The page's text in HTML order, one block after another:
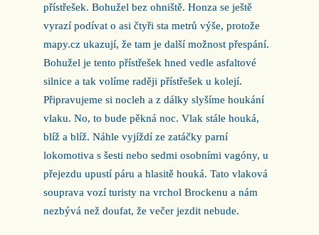
přístřešek. Bohužel bez ohniště. Honza se ještě
vyrazí podívat o asi čtyři sta metrů výše, protože
mapy.cz ukazují, že tam je další možnost přespání.
Bohužel je tento přístřešek hned vedle asfaltové
silnice a tak volíme raději přístřešek u kolejí.
Připravujeme si nocleh a z dálky slyšíme houkání
vlaku. No, to bude pěkná noc. Vlak stále houká,
blíž a blíž. Náhle vyjíždí ze zatáčky parní
lokomotiva s šesti nebo sedmi osobními vagóny, u
přejezdu upustí páru a hlasitě houká. Tato vlaková
souprava vozí turisty na vrchol Brockenu a nám
nezbývá než doufat, že večer jezdit nebude.